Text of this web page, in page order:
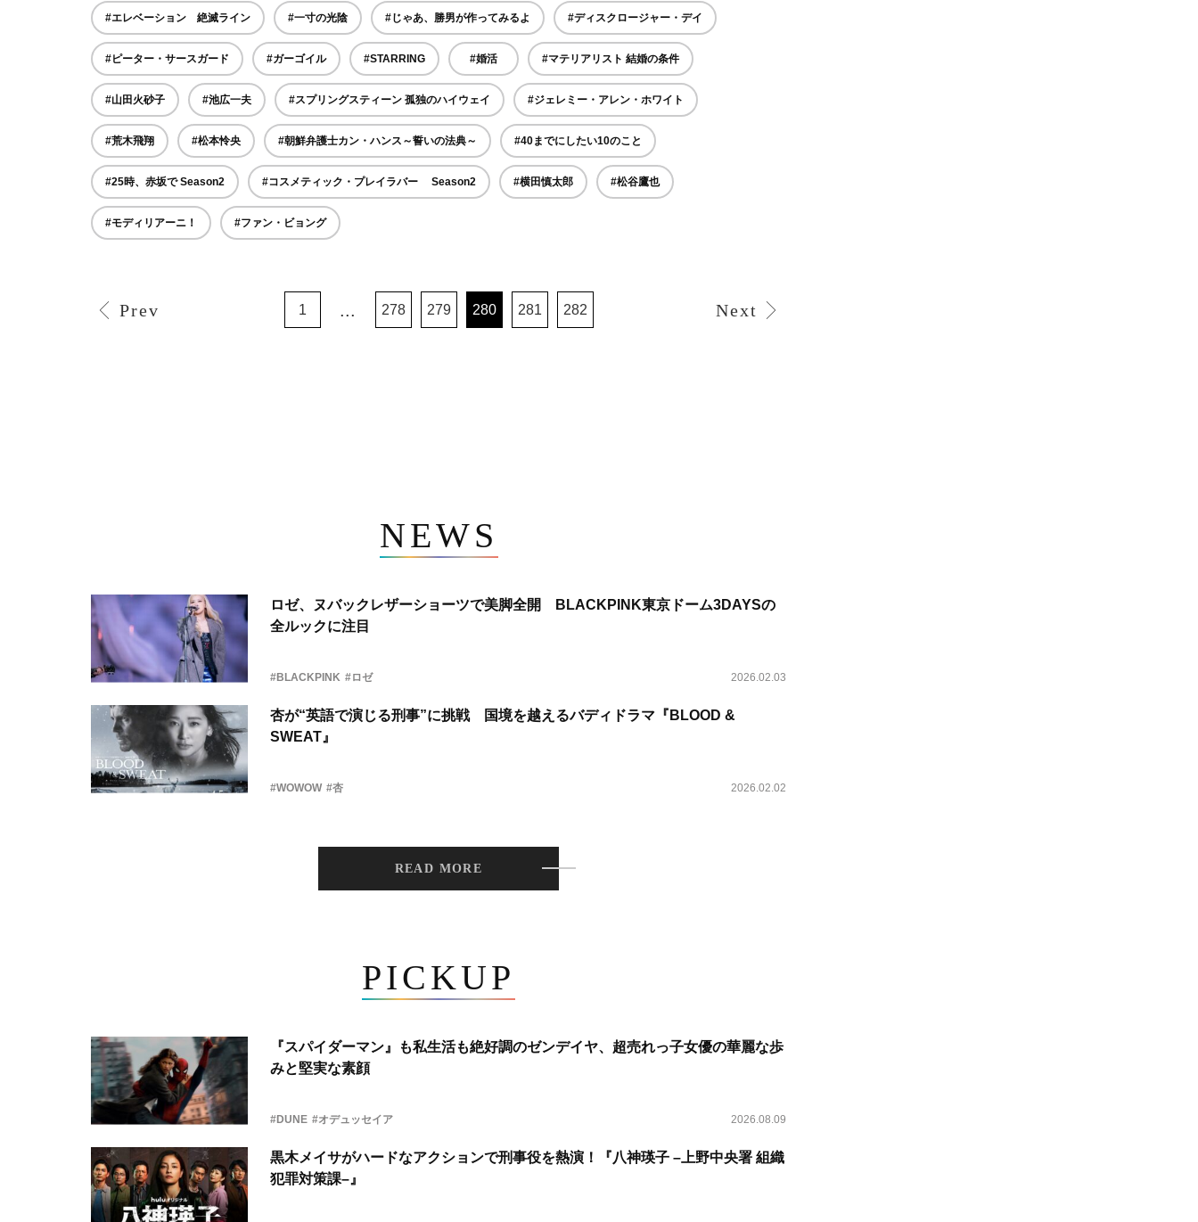
#エレベーション 絶滅ライン #一寸の光陰 #じゃあ、勝男が作ってみるよ #ディスクロージャー・デイ
#ピーター・サースガード #ガーゴイル #STARRING #婚活 #マテリアリスト 結婚の条件
#山田火砂子 #池広一夫 #スプリングスティーン 孤独のハイウェイ #ジェレミー・アレン・ホワイト
#荒木飛翔 #松本怜央 #朝鮮弁護士カン・ハンス～誓いの法典～ #40までにしたい10のこと
#25時、赤坂で Season2 #コスメティック・プレイラバー Season2 #横田慎太郎 #松谷鷹也
#モディリアーニ！ #ファン・ビョング
Prev 1 ... 278 279 280 281 282 Next
NEWS
ロゼ、ヌバックレザーショーツで美脚全開 BLACKPINK東京ドーム3DAYSの
全ルックに注目
#BLACKPINK #ロゼ 2026.02.03
杏が“英語で演じる刑事”に挑戦 国境を越えるバディドラマ『BLOOD &
SWEAT』
#WOWOW #杏 2026.02.02
READ MORE
PICKUP
『スパイダーマン』も私生活も絶好調のゼンデイヤ、超売れっ子女優の華麗な歩
みと堅実な素顔
#DUNE #オデュッセイア 2026.08.09
黒木メイサがハードなアクションで刑事役を熱演！『八神瑛子 –上野中央署 組織
犯罪対策課–』